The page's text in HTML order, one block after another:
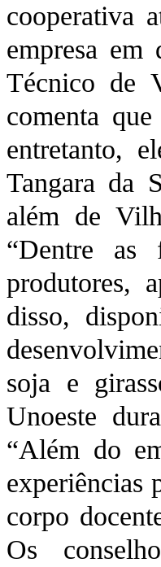
cooperativa
empresa em
Técnico de
comenta
entretanto,
Tangara da
além de
“Dentre as
produtores,
disso,
soja e
Unoeste
“Além do
experiências
corpo
Os